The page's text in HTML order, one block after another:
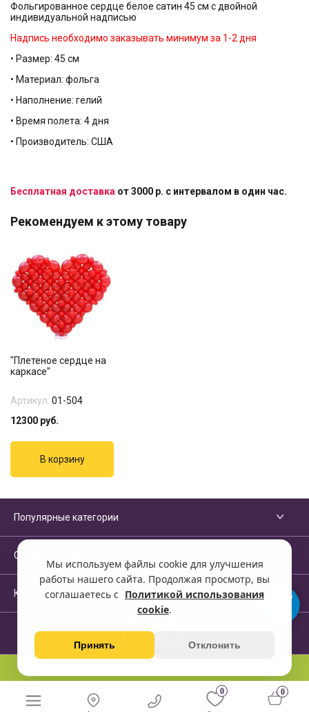
Мы используем файлы cookie для улучшения
работы нашего сайта. Продолжая просмотр, вы
соглашаетесь с Политикой использования
cookie.
Принять Отклонить
Фольгированное сердце белое сатин 45 см с двойной
индивидуальной надписью
Надпись необходимо заказывать минимум за 1-2 дня
• Размер: 45 см
• Материал: фольга
• Наполнение: гелий
• Время полета: 4 дня
• Производитель: США
Бесплатная доставка от 3000 р. с интервалом в один час.
Рекомендуем к этому товару
"Плетеное сердце на
каркасе"
Артикул: 01-504
12300 руб.
Популярные категории
Сервисы и помощь
Компания
0 0